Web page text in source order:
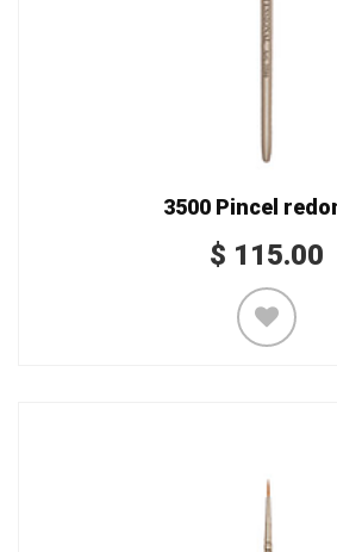
3500 Pincel
$ 115.00